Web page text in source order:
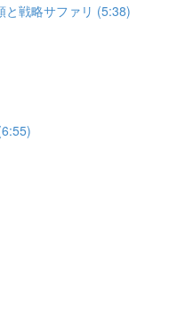
戦略サファリ (5:38)